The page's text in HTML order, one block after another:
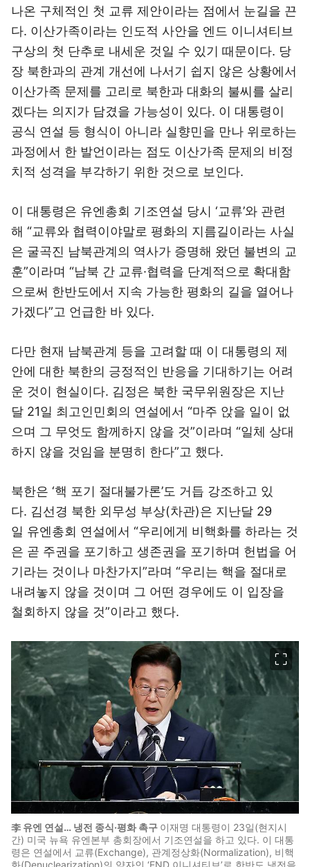
나온 구체적인 첫 교류 제안이라는 점에서 눈길을 끈
다. 이산가족이라는 인도적 사안을 엔드 이니셔티브
구상의 첫 단추로 내세운 것일 수 있기 때문이다. 당
장 북한과의 관계 개선에 나서기 쉽지 않은 상황에서
이산가족 문제를 고리로 북한과 대화의 불씨를 살리
겠다는 의지가 담겼을 가능성이 있다. 이 대통령이
공식 연설 등 형식이 아니라 실향민을 만나 위로하는
과정에서 한 발언이라는 점도 이산가족 문제의 비정
치적 성격을 부각하기 위한 것으로 보인다.
이 대통령은 유엔총회 기조연설 당시 ‘교류’와 관련
해 “교류와 협력이야말로 평화의 지름길이라는 사실
은 굴곡진 남북관계의 역사가 증명해 왔던 불변의 교
훈”이라며 “남북 간 교류·협력을 단계적으로 확대함
으로써 한반도에서 지속 가능한 평화의 길을 열어나
가겠다”고 언급한 바 있다.
다만 현재 남북관계 등을 고려할 때 이 대통령의 제
안에 대한 북한의 긍정적인 반응을 기대하기는 어려
운 것이 현실이다. 김정은 북한 국무위원장은 지난
달 21일 최고인민회의 연설에서 “마주 앉을 일이 없
으며 그 무엇도 함께하지 않을 것”이라며 “일체 상대
하지 않을 것임을 분명히 한다”고 했다.
북한은 ‘핵 포기 절대불가론’도 거듭 강조하고 있
다. 김선경 북한 외무성 부상(차관)은 지난달 29
일 유엔총회 연설에서 “우리에게 비핵화를 하라는 것
은 곧 주권을 포기하고 생존권을 포기하며 헌법을 어
기라는 것이나 마찬가지”라며 “우리는 핵을 절대로
내려놓지 않을 것이며 그 어떤 경우에도 이 입장을
철회하지 않을 것”이라고 했다.
李 유엔 연설… 냉전 종식·평화 촉구 이재명 대통령이 23일(현지시
간) 미국 뉴욕 유엔본부 총회장에서 기조연설을 하고 있다. 이 대통
령은 연설에서 교류(Exchange), 관계정상화(Normalization), 비핵
화(Denuclearization)의 약자인 ‘END 이니셔티브’로 한반도 냉전을